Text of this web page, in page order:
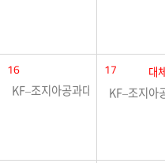
16
KF–조지아공과대학교 협력전시
17 대
KF–조지아